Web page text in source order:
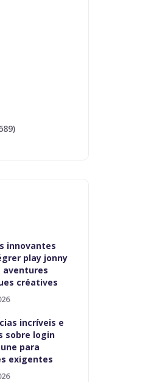
innovantes
play jonny
aventures
créatives
incríveis e
sobre login
para
exigentes